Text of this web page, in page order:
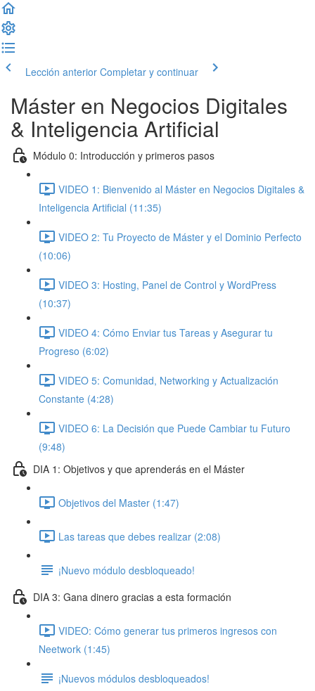
Lección anterior Completar y continuar
Máster en Negocios Digitales
& Inteligencia Artificial
Módulo 0: Introducción y primeros pasos
VIDEO 1: Bienvenido al Máster en Negocios Digitales &
Inteligencia Artificial (11:35)
VIDEO 2: Tu Proyecto de Máster y el Dominio Perfecto
(10:06)
VIDEO 3: Hosting, Panel de Control y WordPress
(10:37)
VIDEO 4: Cómo Enviar tus Tareas y Asegurar tu
Progreso (6:02)
VIDEO 5: Comunidad, Networking y Actualización
Constante (4:28)
VIDEO 6: La Decisión que Puede Cambiar tu Futuro
(9:48)
DIA 1: Objetivos y que aprenderás en el Máster
Objetivos del Master (1:47)
Las tareas que debes realizar (2:08)
¡Nuevo módulo desbloqueado!
DIA 3: Gana dinero gracias a esta formación
VIDEO: Cómo generar tus primeros ingresos con
Neetwork (1:45)
¡Nuevos módulos desbloqueados!